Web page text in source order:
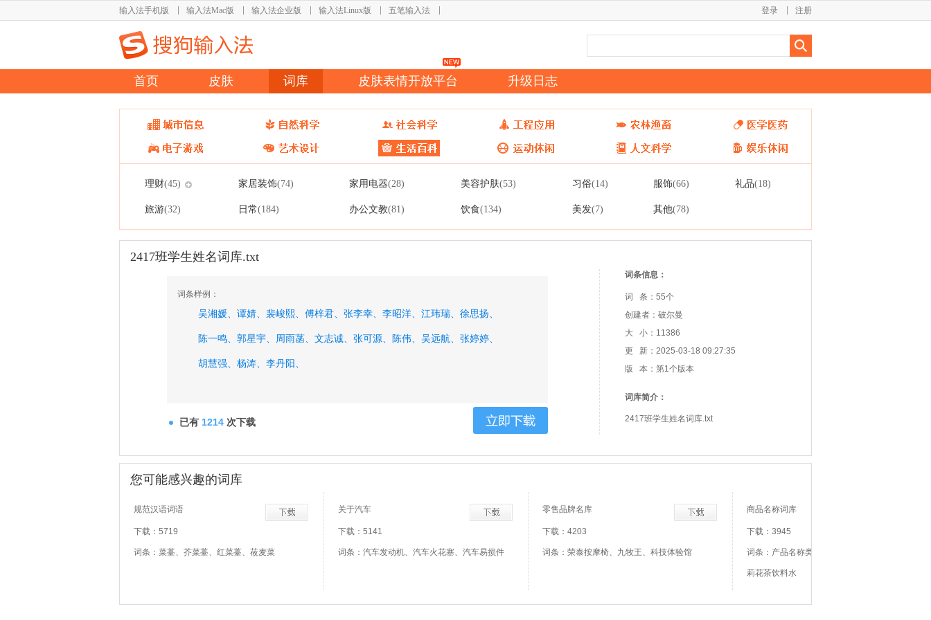
输入法手机版 输入法Mac版 输入法企业版 输入法Linux版 五笔输入法 注册
登录
首页 皮肤 词库 皮肤表情开放平台 升级日志
理财(45) 家居装饰(74) 家用电器(28) 美容护肤(53) 习俗(14) 服饰(66) 礼品(18)
旅游(32) 日常(184) 办公文教(81) 饮食(134) 美发(7) 其他(78)
2417班学生姓名词库.txt
词条样例：
吴湘媛、 谭婧、 裴峻熙、 傅梓君、 张李幸、 李昭洋、 江玮瑞、 徐思扬、
陈一鸣、 郭星宇、 周雨菡、 文志诚、 张可源、 陈伟、 吴远航、 张婷婷、
胡慧强、 杨涛、 李丹阳、
已有 1214 次下载
词条信息：
词 条：55个
创建者：破尔曼
大 小：11386
更 新：2025-03-18 09:27:35
版 本：第1个版本
词库简介：
2417班学生姓名词库.txt
您可能感兴趣的词库
规范汉语词语
下载：5719
词条：菜薹、芥菜薹、红菜薹、莜麦菜
关于汽车
下载：5141
词条：汽车发动机、汽车火花塞、汽车易损件
零售品牌名库
下载：4203
词条：荣泰按摩椅、九牧王、科技体验馆
商品名称词库
下载：3945
词条：产品名称类别名称、农夫山泉茶西柚茉
莉花茶饮料水